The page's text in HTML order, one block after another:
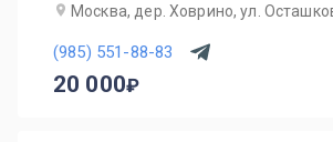
Москва, дер. Ховрино, ул.
(985) 551-88-83
20 000